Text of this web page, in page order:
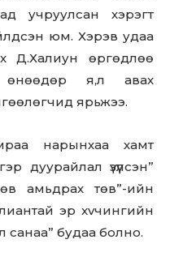
учруулсан хэрэгт
юм. Хэрэв удаа
Д.Халиун өргөдлөө
өнөөдөр я,л авах
ярьжээ.
нарынхаа хамт
дуурайлал үзүүлсэн”
амьдрах төв”-ийн
эр xvчингийн
санаа” будаа болно.